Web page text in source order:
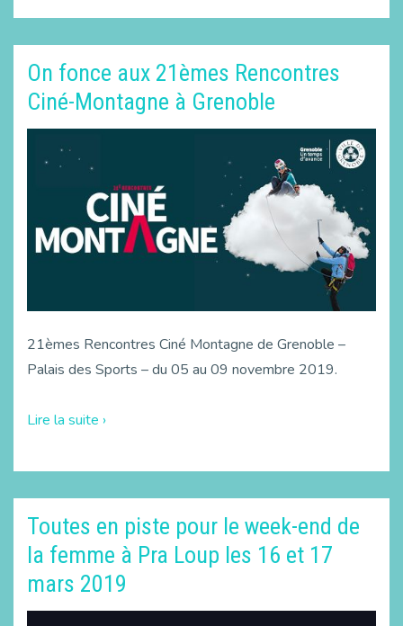
On fonce aux 21èmes Rencontres
Ciné-Montagne à Grenoble
21èmes Rencontres Ciné Montagne de Grenoble –
Palais des Sports – du 05 au 09 novembre 2019.
Lire la suite ›
Toutes en piste pour le week-end de
la femme à Pra Loup les 16 et 17
mars 2019